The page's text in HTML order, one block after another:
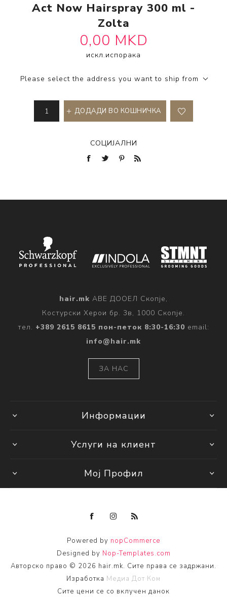
Act Now Hairspray 300 ml -
Zolta
0,00 MKD
искл.испорака
SKU:
Please select the address you want to ship from
ДОДАДИ ВО КОШНИЧКА
СОЦИЈАЛНИ
hair.mk АВЕ ДООЕЛ Скопје,
Костурски Херои бр. 3в, 1000 Скопје.
тел. +389 2615 8615 пон-петок 8:30-16:30 email:
info@hair.mk
ЗА НАС
Информации
Услуги на клиент
Мој Профил
Powered by nopCommerce
Designed by Nop-Templates.com
Авторско право © 2026 hair.mk. Сите права се задржани.
Изработка Медиа Дот Ком
Сите цени се со вклучен данок